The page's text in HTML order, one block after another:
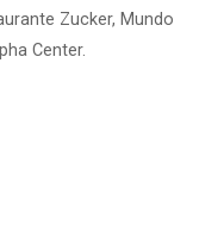
Zucker, Mundo
Center.